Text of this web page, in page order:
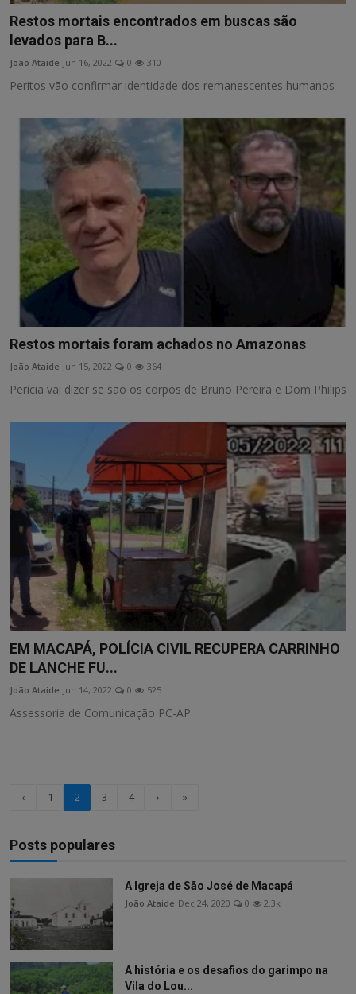
Restos mortais encontrados em buscas são
levados para B...
João Ataide Jun 16, 2022 0 310
Peritos vão confirmar identidade dos remanescentes humanos
Restos mortais foram achados no Amazonas
João Ataide Jun 15, 2022 0 364
Perícia vai dizer se são os corpos de Bruno Pereira e Dom Philips
EM MACAPÁ, POLÍCIA CIVIL RECUPERA CARRINHO
DE LANCHE FU...
João Ataide Jun 14, 2022 0 525
Assessoria de Comunicação PC-AP
‹ 1 2 3 4 › »
Posts populares
A Igreja de São José de Macapá
João Ataide Dec 24, 2020 0 2.3k
A história e os desafios do garimpo na
Vila do Lou...